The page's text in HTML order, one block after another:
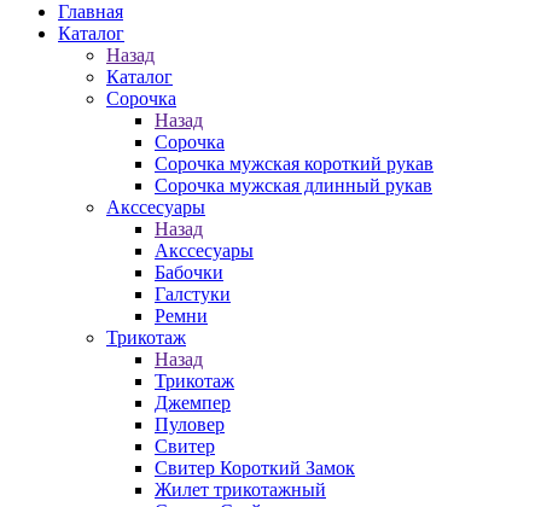
Главная
Каталог
Назад
Каталог
Сорочка
Назад
Сорочка
Сорочка мужская короткий рукав
Сорочка мужская длинный рукав
Акссесуары
Назад
Акссесуары
Бабочки
Галстуки
Ремни
Трикотаж
Назад
Трикотаж
Джемпер
Пуловер
Свитер
Свитер Короткий Замок
Жилет трикотажный